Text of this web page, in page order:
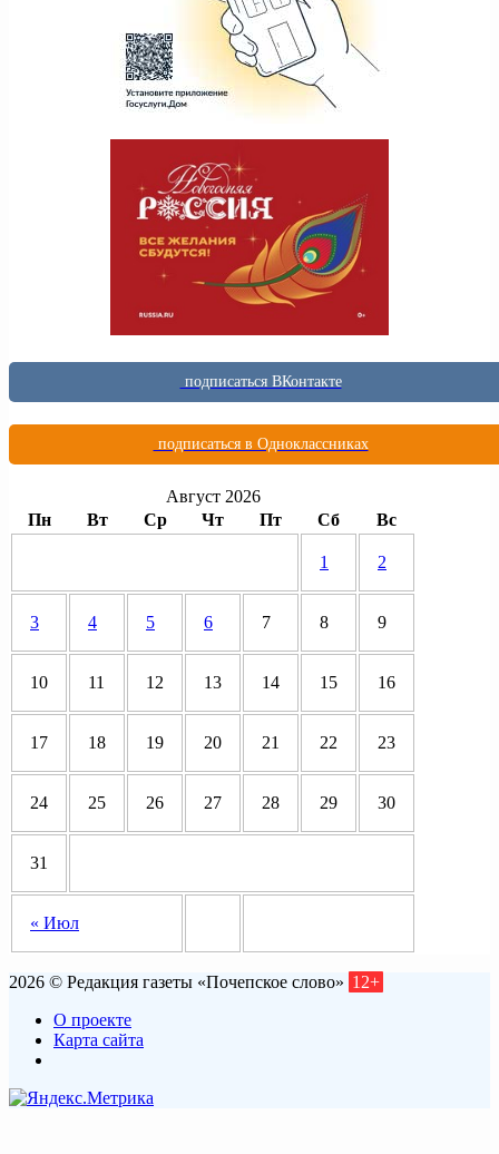
подписаться ВКонтакте
подписаться в Одноклассниках
Август 2026
Пн
Вт Ср Чт Пт Сб Вс
« Июл
1 2
3 4 5 6 7 8 9
10 11 12 13 14 15 16
17 18 19 20 21 22 23
24 25 26 27 28 29 30
31
2026 © Редакция газеты «Почепское слово» 12+
О проекте
Карта сайта